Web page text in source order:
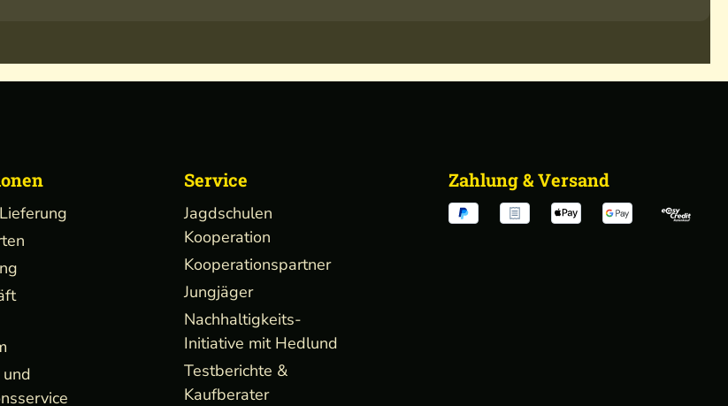
Service
Jagdschulen
Kooperation
Kooperationspartner
Jungjäger
Nachhaltigkeits-
Initiative mit Hedlund
Testberichte &
Kaufberater
Zahlung & Versand